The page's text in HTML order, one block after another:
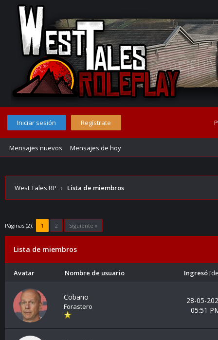
Iniciar sesión Regístrate
Mensajes nuevos Mensajes de hoy
West Tales RP › Lista de miembros
Páginas (2): 1 2 Siguiente »
Lista de miembros
Avatar Nombre de usuario Ingresó[
Cobano
Forastero
28-05-
05:51